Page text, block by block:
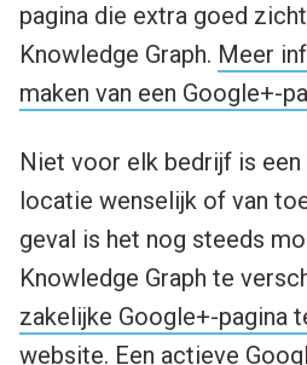
pagina die extra goed
Knowledge Graph. Meer
maken van een Google+-
Niet voor elk bedrijf is een
locatie wenselijk of van
geval is het nog steeds
Knowledge Graph te
zakelijke Google+-pagina
website. Een actieve